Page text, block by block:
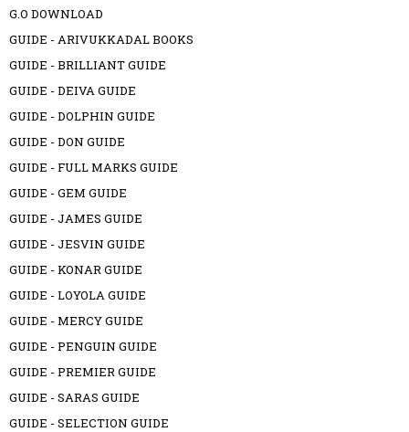
G.O DOWNLOAD
GUIDE - ARIVUKKADAL BOOKS
GUIDE - BRILLIANT GUIDE
GUIDE - DEIVA GUIDE
GUIDE - DOLPHIN GUIDE
GUIDE - DON GUIDE
GUIDE - FULL MARKS GUIDE
GUIDE - GEM GUIDE
GUIDE - JAMES GUIDE
GUIDE - JESVIN GUIDE
GUIDE - KONAR GUIDE
GUIDE - LOYOLA GUIDE
GUIDE - MERCY GUIDE
GUIDE - PENGUIN GUIDE
GUIDE - PREMIER GUIDE
GUIDE - SARAS GUIDE
GUIDE - SELECTION GUIDE